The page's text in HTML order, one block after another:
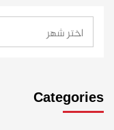
Categories